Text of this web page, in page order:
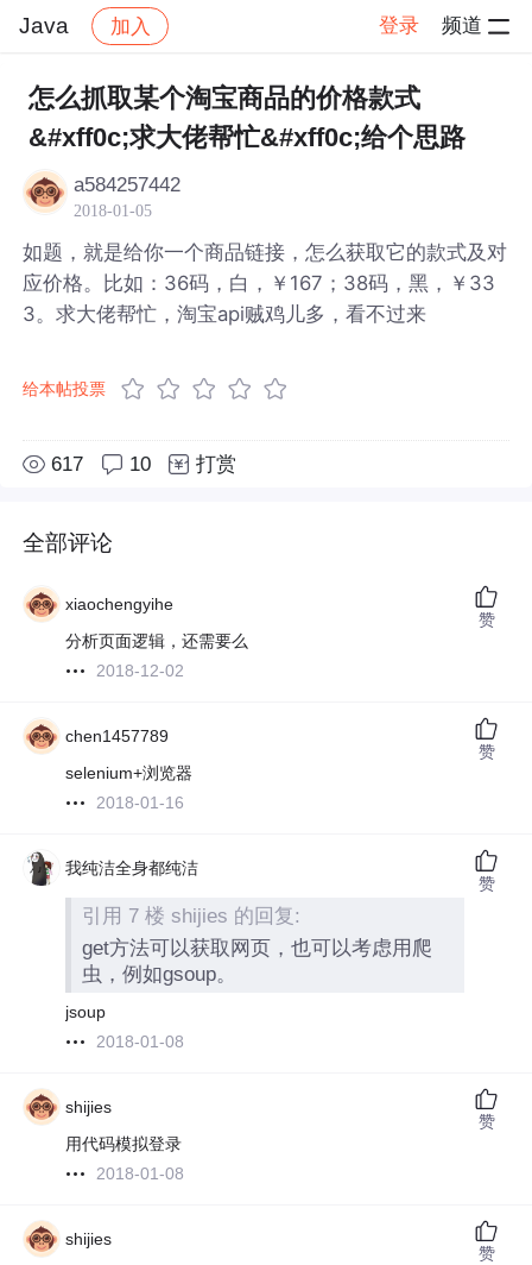
Java 加入 登录 频道
社区 Java 帖子详情
怎么抓取某个淘宝商品的价格款式
&#xff0c;求大佬帮忙&#xff0c;给个思路
a584257442
2018-01-05
如题，就是给你一个商品链接，怎么获取它的款式及对
应价格。比如：36码，白，￥167；38码，黑，￥33
3。求大佬帮忙，淘宝api贼鸡儿多，看不过来
给本帖投票
617 10 打赏
全部评论
xiaochengyihe
分析页面逻辑，还需要么
2018-12-02
赞
chen1457789
selenium+浏览器
2018-01-16
赞
我纯洁全身都纯洁
引用 7 楼 shijies 的回复:
get方法可以获取网页，也可以考虑用爬
虫，例如gsoup。
jsoup
2018-01-08
赞
shijies
用代码模拟登录
2018-01-08
赞
shijies
赞